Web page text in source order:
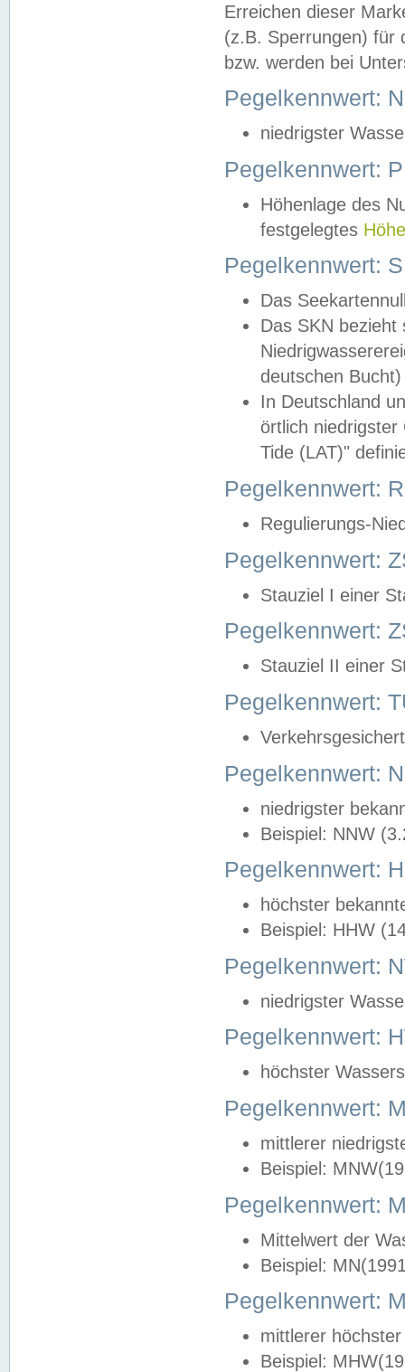
Erreichen dieser
(z.B. Sperrungen) für
bzw. werden bei
Pegelkennwert:
niedrigster
Pegelkennwert:
Höhenlage des
festgelegtes
Pegelkennwert:
Das
Das SKN
deutschen
In Deutschland
örtlich
Tide (LAT)"
Pegelkennwert:
Regulierungs-
Pegelkennwert:
Stauziel I einer
Pegelkennwert:
Stauziel II einer
Pegelkennwert:
Pegelkennwert:
niedrigster
Beispiel: NNW
Pegelkennwert:
höchster
Beispiel: HHW
Pegelkennwert:
niedrigster
Pegelkennwert:
höchster
Pegelkennwert:
mittlerer
Beispiel:
Pegelkennwert:
Mittelwert der
Beispiel:
Pegelkennwert:
mittlerer
Beispiel: